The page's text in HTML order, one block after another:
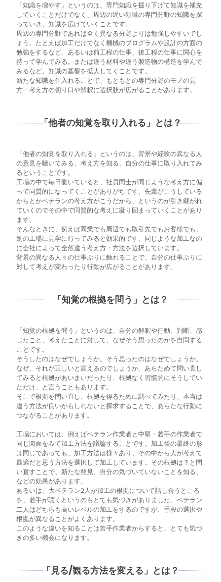
「知識を増やす」というのは、専門知識を掘り下げて知識を補充
していくことだけでなく、周辺の近い領域の専門分野の知識を探
っていき、知識を広げていくことです。
周辺の専門分野であれば全く異なる分野よりは勉強しやすいでし
ょう。たとえば加工だけでなく機械のプログラムや設計の方面の
勉強をするなど。あるいは前工程の仕事、後工程の仕事に関心を
持って学んでみる。または違う材料や違う製造物の構造を学んで
みるなど。知識の基盤を拡大してくことです。
新たな知識を仕入れることで、もともとの専門分野のモノの見
方・考え方の切り口や解釈に選択肢が広がることがあります。
「他者の知覚を取り入れる」とは？
「他者の知覚を取り入れる」というのは、背景や経験の異なる人
の意見を聴いてみる、考え方を知る、自分の仕事に取り入れてみ
るということです。
工場の中で毎日働いていると、社員同士が同じような考え方に偏
って同質的になってくことがありがちです。先輩がこうしている
からとかベテランの考え方がこうだから、というのが引き継がれ
ていくのでその中で同質的な考えに凝り固まっていくことがあり
ます。
そんなときに、例えば同業でも周辺でも取引先でもお客様でも、
別の工場に見学に行ってみると効果的です。同じような加工なの
に会社によって全然違う考え方・方法を選択しています。
背景の異なる人々の仕事ぶりに触れることで、自分の仕事ぶりに
対して考えが変わったり行動が広がることがあります。
「知覚の根拠を問う」とは？
「知覚の根拠を問う」というのは、自分の解釈や行動、判断、感
じたこと、考えたことに対して、なぜそう思ったのかを自問する
ことです。
そうしたのはなぜでしょうか。そう思ったのはなぜでしょうか。
なぜ、それが正しいと言えるのでしょうか。あらためて問い直し
てみると根拠があいまいだったり、根拠なく習慣的にそうしてい
ただけ、と言うこともあります。
そこで根拠を問い直し、根拠を得るために調べてみたり、本当は
違う方法が良いかもしれないと探求することで、あらたな行動に
つながることがあります。
工場においては、例えばベテラン作業者と中堅・若手の作業者で
同じ図面をみて加工方法を議論することです。加工後の最終の形
は同じであっても、加工方法は様々あり、その中から人が考えて
最適だと思う方法を選択して加工しています。その根拠は？と問
い直すことで、新たな発見、自分の気づいていないことを知る、
などの効果があります。
あるいは、大ベテラン2人が加工の根拠について話し合うところ
を、若手が聴くというのもとても気づきがありました。ベテラン
二人はどちらも高いレベルの加工をするのですが、手段の選択や
根拠が異なることがよくあります。
このような違いを知ることは若手作業者からすると、とても気づ
きの多い機会になります。
「見る/観る方法を変える」とは？